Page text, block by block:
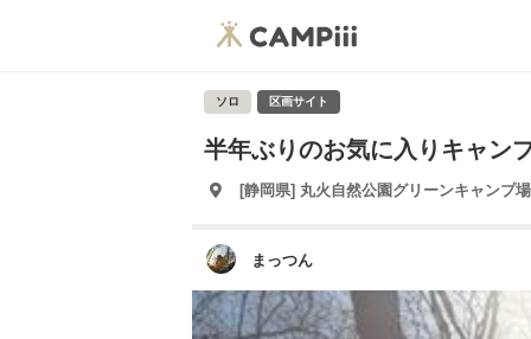
ソロ 区画サイト
半年ぶりのお気に入りキャン
[静岡県] 丸火自然公園グリーンキャンプ場
まっつん